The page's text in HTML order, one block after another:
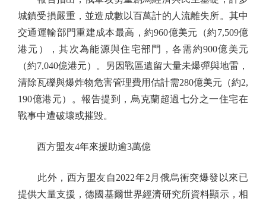
城鎮受損嚴重，並造成數以百萬計的人流離失所。其中
交通運輸部門重建成本最高，約960億美元（約7,509億
港元），其次為能源與住宅部門，各需約900億美元
（約7,040億港元）。另因戰區遺留大量未爆彈與地雷，
清除瓦礫與爆炸物危害管理費用估計需280億美元（約2,
190億港元）。報告提到，烏克蘭超過七分之一住宅在
戰事中遭破壞或摧毀。
西方盟友4年來援助逾3萬億
此外，西方盟友自2022年2月俄烏衝突爆發以來已
提供大量支援，德國基爾世界經濟研究所資料顯示，相